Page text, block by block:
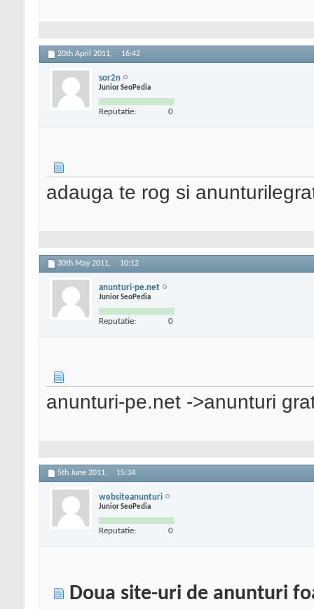
20th April 2011, 16:42
sor2n
Junior SeoPedia
Reputatie: 0
adauga te rog si
30th May 2011, 10:12
anunturi-pe.net
Junior SeoPedia
Reputatie: 0
anunturi-pe.net ->anunturi
5th June 2011, 15:34
websiteanunturi
Junior SeoPedia
Reputatie: 0
Doua site-uri de anunturi